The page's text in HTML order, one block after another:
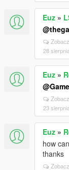
Euz »
28
Euz »
23
Euz »
how
thanks